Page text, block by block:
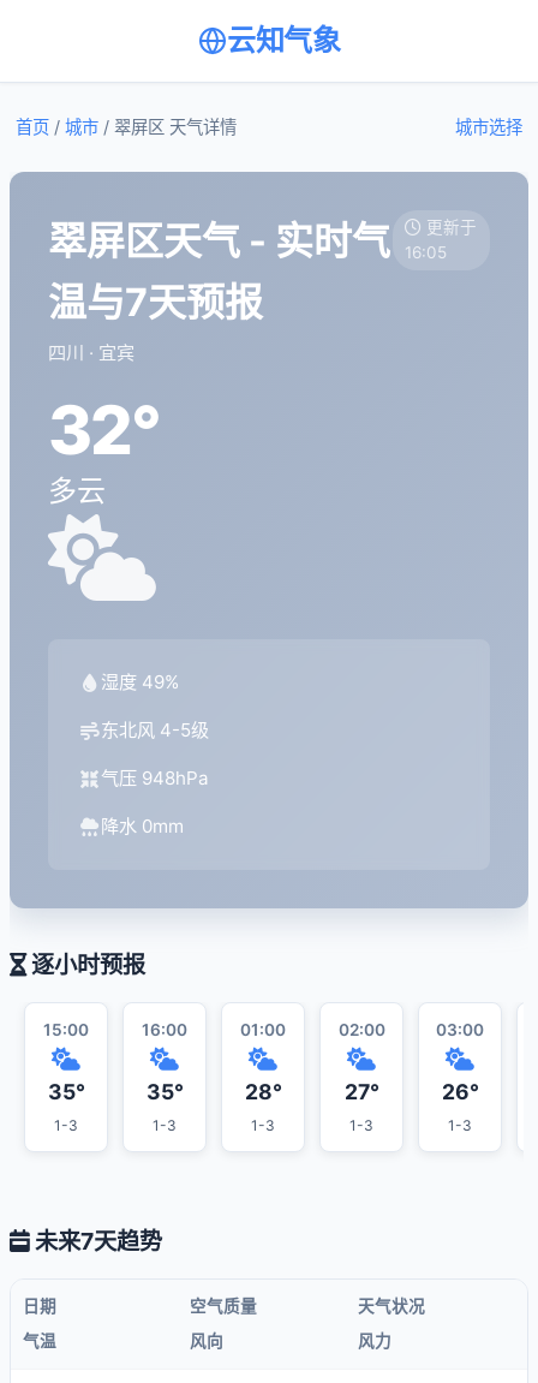
云知气象
城市选择
首页 / 城市 / 翠屏区 天气详情
翠屏区天气 - 实时气
温与7天预报
四川 · 宜宾
更新于
16:05
32°
多云
湿度 49%
东北风 4-5级
气压 948hPa
降水 0mm
逐小时预报
15:00
35°
1-3
16:00
35°
1-3
01:00
28°
1-3
02:00
27°
1-3
03:00
26°
1-3
未来7天趋势
日期 空气质量
天气状况
气温
风向 风力